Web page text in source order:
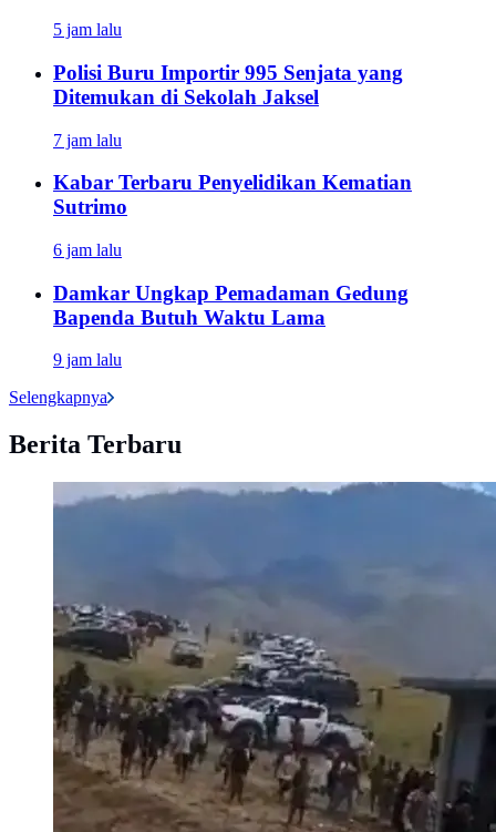
5 jam lalu
Polisi Buru Importir 995 Senjata yang
Ditemukan di Sekolah Jaksel
7 jam lalu
Kabar Terbaru Penyelidikan Kematian
Sutrimo
6 jam lalu
Damkar Ungkap Pemadaman Gedung
Bapenda Butuh Waktu Lama
9 jam lalu
Selengkapnya
Berita Terbaru